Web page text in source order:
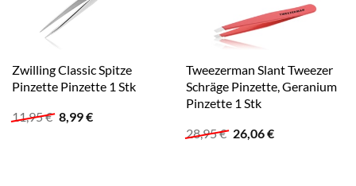
Zwilling Classic Spitze
Pinzette Pinzette 1 Stk
11,95€ Ursprünglicher
Preis
8,99€Aktueller
Tweezerman Slant Tweezer
Schräge Pinzette, Geranium
Pinzette 1 Stk
28,95€ Ursprünglicher
Preis
26,06€Aktueller